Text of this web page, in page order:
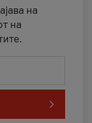
на
на